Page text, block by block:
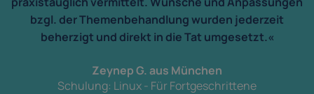
bzgl. der Themenbehandlung wurden jederzeit
beherzigt und direkt in die Tat umgesetzt.«
Zeynep G. aus München
Schulung: Linux - Für Fortgeschrittene